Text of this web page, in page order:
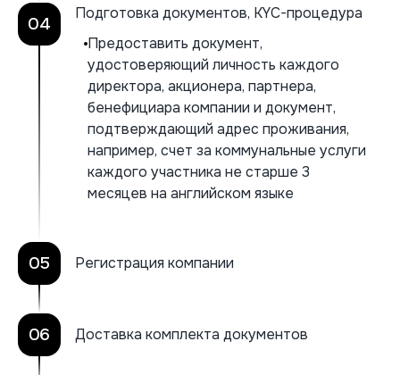
04
Подготовка документов, KYC-процедура
Предоставить документ,
удостоверяющий личность каждого
директора, акционера, партнера,
бенефициара компании и документ,
подтверждающий адрес проживания,
например, счет за коммунальные услуги
каждого участника не старше 3
месяцев на английском языке
05 Регистрация компании
06 Доставка комплекта документов